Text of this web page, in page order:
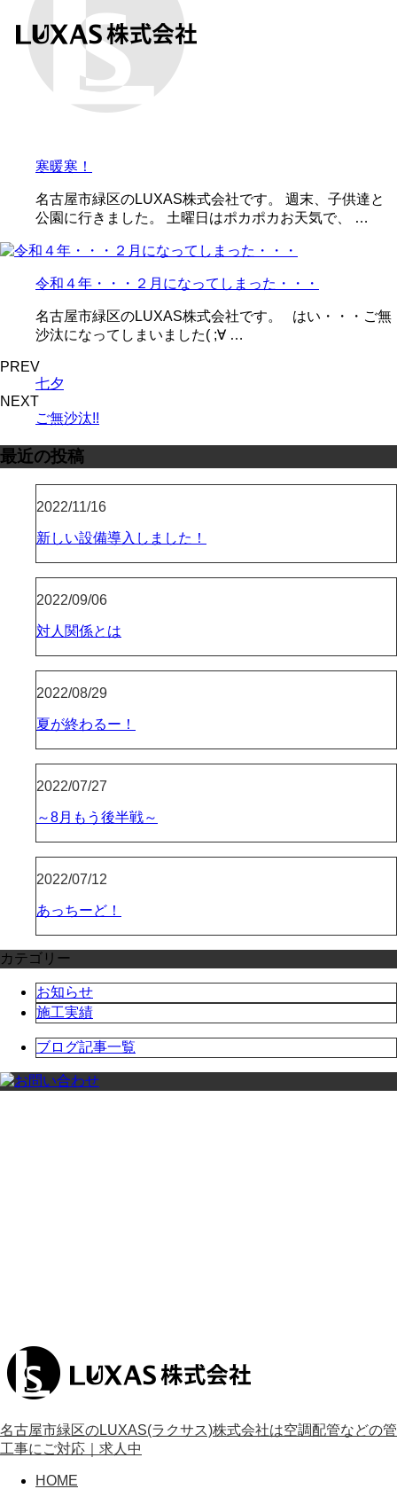
寒暖寒！
名古屋市緑区のLUXAS株式会社です。 週末、子供達と
公園に行きました。 土曜日はポカポカお天気で、 …
令和４年・・・２月になってしまった・・・
名古屋市緑区のLUXAS株式会社です。 はい・・・ご無
沙汰になってしまいました( ;∀ …
PREV
七夕
NEXT
ご無沙汰!!
最近の投稿
2022/11/16
新しい設備導入しました！
2022/09/06
対人関係とは
2022/08/29
夏が終わるー！
2022/07/27
～8月もう後半戦～
2022/07/12
あっちーど！
カテゴリー
お知らせ
施工実績
ブログ記事一覧
名古屋市緑区のLUXAS(ラクサス)株式会社は空調配管などの管
工事にご対応｜求人中
HOME